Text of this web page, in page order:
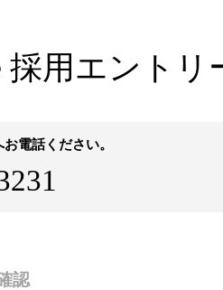
採用エント
電話ください。
認